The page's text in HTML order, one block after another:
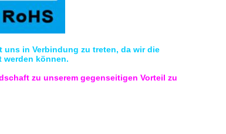
uns in Verbindung zu treten, da wir die
werden können.
zu unserem gegenseitigen Vorteil zu